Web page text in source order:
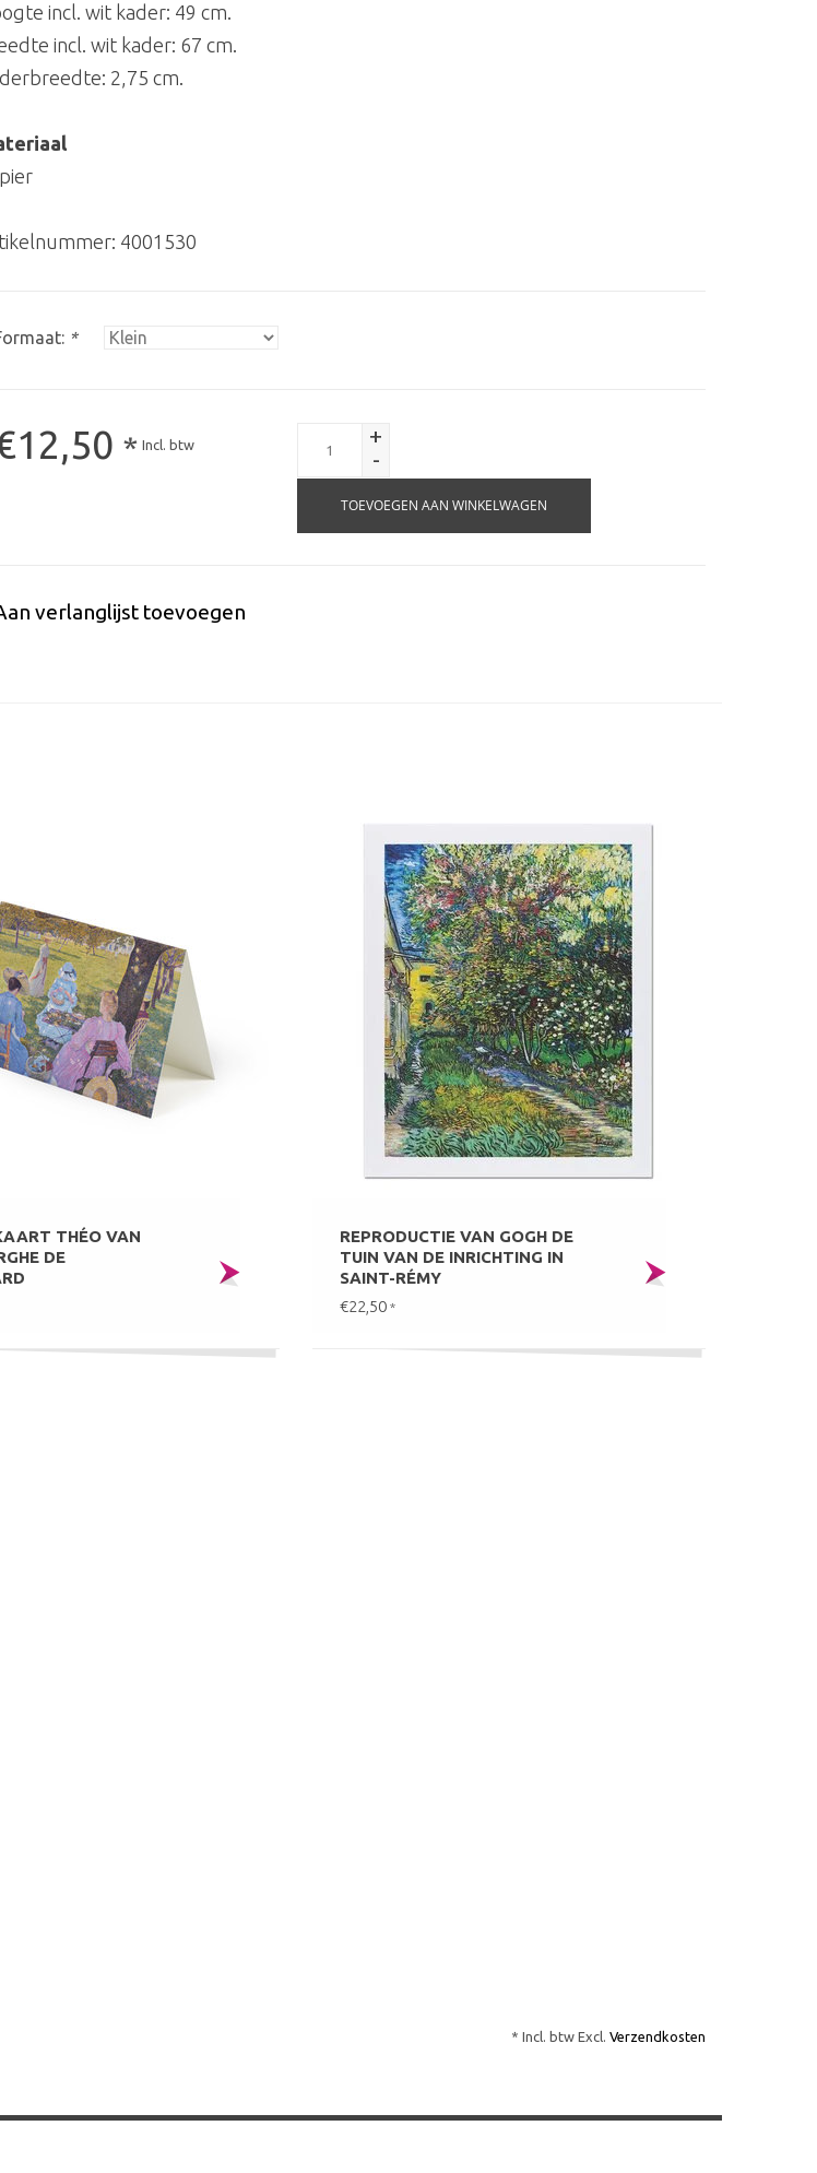
incl. wit kader: 49 cm.
incl. wit kader: 67 cm.
2,75 cm.
4001530
*
* Incl. btw
+
-
TOEVOEGEN AAN WINKELWAGEN
verlanglijst toevoegen
THÉO VAN
DE
REPRODUCTIE VAN GOGH DE
TUIN VAN DE INRICHTING IN
SAINT-RÉMY
€22,50 *
* Incl. btw Excl. Verzendkosten